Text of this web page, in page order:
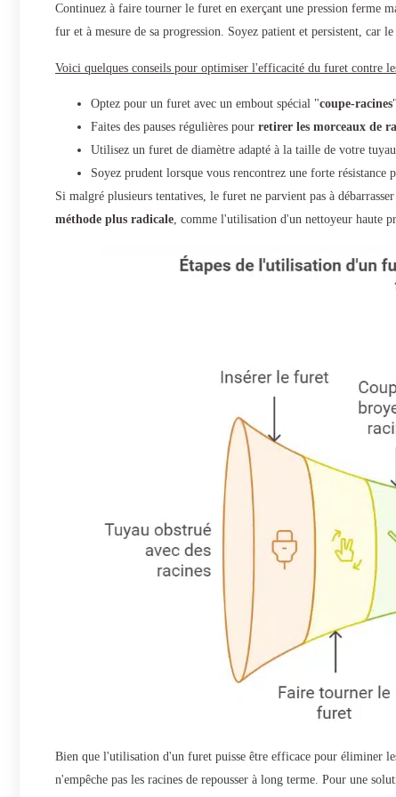
Continuez à faire tourner le furet en exerçant une pression ferme
fur et à mesure de sa progression. Soyez patient et persistent, car
Voici quelques conseils pour optimiser l'efficacité du furet contre
Optez pour un furet avec un embout spécial "coupe-racines
Faites des pauses régulières pour retirer les morceaux de
Utilisez un furet de diamètre adapté à la taille de votre
Soyez prudent lorsque vous rencontrez une forte résistance
Si malgré plusieurs tentatives, le furet ne parvient pas à
méthode plus radicale, comme l'utilisation d'un nettoyeur haute
Bien que l'utilisation d'un furet puisse être efficace pour éliminer
n'empêche pas les racines de repousser à long terme. Pour une